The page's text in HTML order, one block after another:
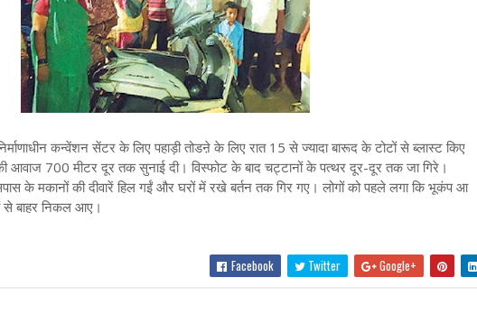
कन्वेंशन सेंटर के लिए पहाड़ी तोडऩे के लिए रात 15 से ज्यादा बारूद के टोटों से ब्लास्ट किए
700 मीटर दूर तक सुनाई दी। विस्फोट के बाद चट्टानों के पत्थर दूर-दूर तक जा गिरे।
के मकानों की दीवारें हिल गईं और घरों में रखे बर्तन तक गिर गए। लोगों को पहले लगा कि भूकंप आ
से बाहर निकल आए।
Facebook Twitter Google+